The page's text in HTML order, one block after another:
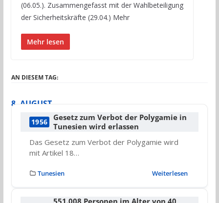
(06.05.). Zusammengefasst mit der Wahlbeteiligung
der Sicherheitskräfte (29.04.) Mehr
Mehr lesen
AN DIESEM TAG:
8. AUGUST
1956
Gesetz zum Verbot der Polygamie in
Tunesien wird erlassen
Das Gesetz zum Verbot der Polygamie wird
mit Artikel 18…
Tunesien Weiterlesen